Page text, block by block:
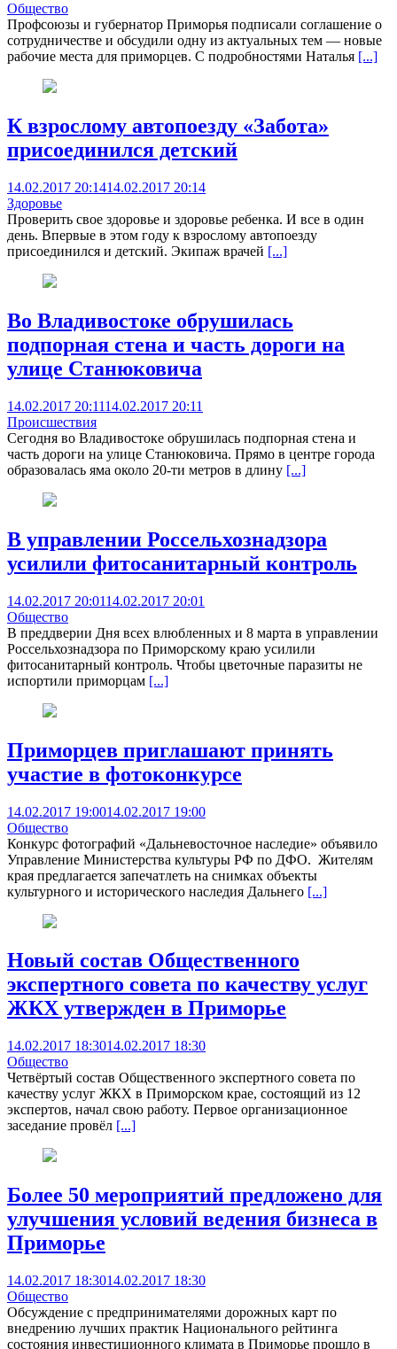
Общество
Профсоюзы и губернатор Приморья подписали соглашение о
сотрудничестве и обсудили одну из актуальных тем — новые
рабочие места для приморцев. С подробностями Наталья [...]
К взрослому автопоезду «Забота»
присоединился детский
14.02.2017 20:1414.02.2017 20:14
Здоровье
Проверить свое здоровье и здоровье ребенка. И все в один
день. Впервые в этом году к взрослому автопоезду
присоединился и детский. Экипаж врачей [...]
Во Владивостоке обрушилась
подпорная стена и часть дороги на
улице Станюковича
14.02.2017 20:1114.02.2017 20:11
Происшествия
Сегодня во Владивостоке обрушилась подпорная стена и
часть дороги на улице Станюковича. Прямо в центре города
образовалась яма около 20-ти метров в длину [...]
В управлении Россельхознадзора
усилили фитосанитарный контроль
14.02.2017 20:0114.02.2017 20:01
Общество
В преддверии Дня всех влюбленных и 8 марта в управлении
Россельхознадзора по Приморскому краю усилили
фитосанитарный контроль. Чтобы цветочные паразиты не
испортили приморцам [...]
Приморцев приглашают принять
участие в фотоконкурсе
14.02.2017 19:0014.02.2017 19:00
Общество
Конкурс фотографий «Дальневосточное наследие» объявило
Управление Министерства культуры РФ по ДФО. Жителям
края предлагается запечатлеть на снимках объекты
культурного и исторического наследия Дальнего [...]
Новый состав Общественного
экспертного совета по качеству услуг
ЖКХ утвержден в Приморье
14.02.2017 18:3014.02.2017 18:30
Общество
Четвёртый состав Общественного экспертного совета по
качеству услуг ЖКХ в Приморском крае, состоящий из 12
экспертов, начал свою работу. Первое организационное
заседание провёл [...]
Более 50 мероприятий предложено для
улучшения условий ведения бизнеса в
Приморье
14.02.2017 18:3014.02.2017 18:30
Общество
Обсуждение с предпринимателями дорожных карт по
внедрению лучших практик Национального рейтинга
состояния инвестиционного климата в Приморье прошло в